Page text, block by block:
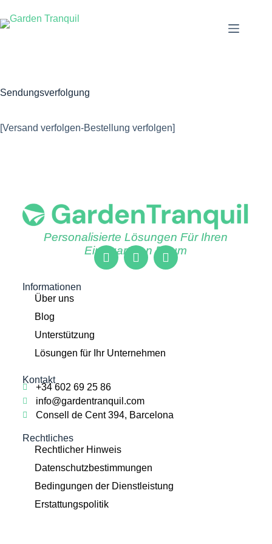
Sendungsverfolgung
[Versand verfolgen-Bestellung verfolgen]
Personalisierte Lösungen Für Ihren
Einzigartigen Raum
Informationen
Über uns
Blog
Unterstützung
Lösungen für Ihr Unternehmen
Kontakt
+34 602 69 25 86
info@gardentranquil.com
Consell de Cent 394, Barcelona
Rechtliches
Rechtlicher Hinweis
Datenschutzbestimmungen
Bedingungen der Dienstleistung
Erstattungspolitik